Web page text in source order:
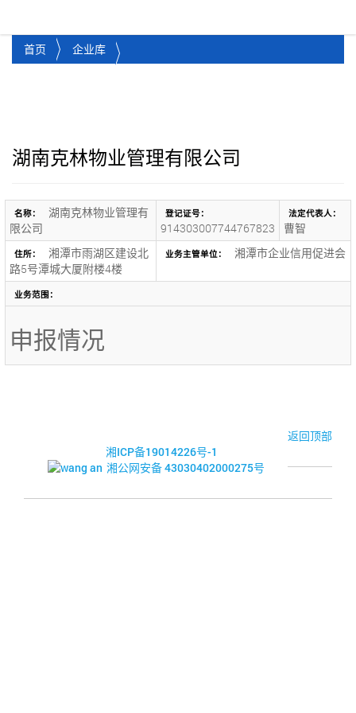
首页 企业库
湖南克林物业管理有限公司
名称：
湖南克林物业管理有
限公司
登记证号：
914303007744767823
法定代表人：
曹智
住所：
湘潭市雨湖区建设北
路5号潭城大厦附楼4楼
业务主管单位： 湘潭市企业信用促进会
业务范围：
申报情况
返回顶部
湘ICP备19014226号-1
湘公网安备 43030402000275号